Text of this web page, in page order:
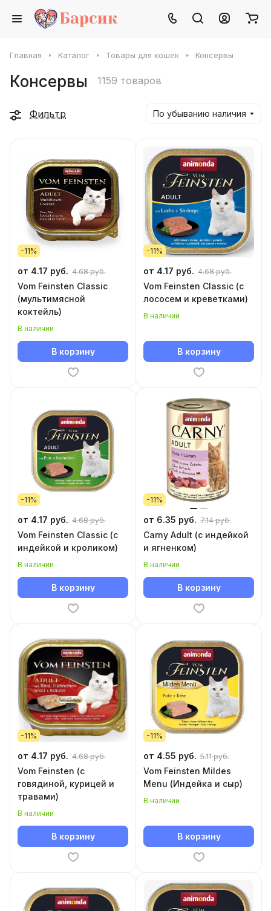
Главная Каталог Товары для кошек Консервы
Консервы 1159 товаров
Фильтр По убыванию наличия
-11%
от 4.17 руб. 4.68 руб.
Vom Feinsten Classic
(мультимясной
коктейль)
В наличии
В корзину
-11%
от 4.17 руб. 4.68 руб.
Vom Feinsten Classic (с
лососем и креветками)
В наличии
В корзину
-11%
от 4.17 руб. 4.68 руб.
Vom Feinsten Classic (с
индейкой и кроликом)
В наличии
В корзину
-11%
от 6.35 руб. 7.14 руб.
Carny Adult (с индейкой
и ягненком)
В наличии
В корзину
-11%
от 4.17 руб. 4.68 руб.
Vom Feinsten (с
говядиной, курицей и
травами)
В наличии
В корзину
-11%
от 4.55 руб. 5.11 руб.
Vom Feinsten Mildes
Menu (Индейка и сыр)
В наличии
В корзину